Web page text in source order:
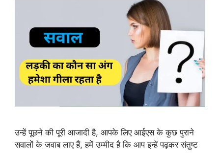
उन्हें पूछने की पूरी आजादी है, आपके लिए आईएस के कुछ पुराने
सवालों के जवाब लाए हैं, हमें उम्मीद है कि आप इन्हें पढ़कर संतुष्ट